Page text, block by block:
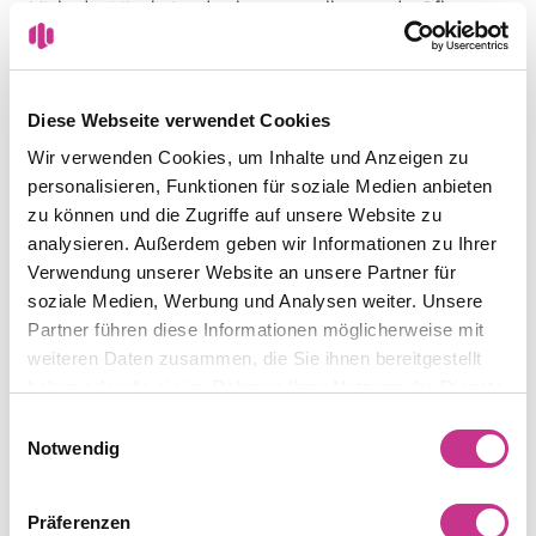
Diese Webseite verwendet Cookies
Wir verwenden Cookies, um Inhalte und Anzeigen zu
personalisieren, Funktionen für soziale Medien anbieten
zu können und die Zugriffe auf unsere Website zu
analysieren. Außerdem geben wir Informationen zu Ihrer
Verwendung unserer Website an unsere Partner für
soziale Medien, Werbung und Analysen weiter. Unsere
Partner führen diese Informationen möglicherweise mit
weiteren Daten zusammen, die Sie ihnen bereitgestellt
Notwendig
Präferenzen
Viele der Mitarbeitenden kommen selbst aus der Pflege,
weshalb diese bestens nachvollziehen können, was die
Pflegefachpersonen bei ihren täglichen Tätigkeiten wirklich
der deutschen QSNA-Organisation Ulrich Zerhusen
besonders über die neue Partnerschaft: „Mit Innovationen
die Pflege spürbar verändern – NOVENTIcare lebt genau
das, was wir als QSNA vorantreiben. Über das
Engagement freue ich mich sehr, wie auch auf Silke Kopp,
die mit ihrer Pflegekompetenz und ihrem enormen
Erfahrungsschatz die Jury bereichern wird.“
Zusätzliche Informationen finden Sie auf der offiziellen
deutschen QSNA-Website:
www.queensilvianursingaward.de
Die nationalen Partner
ermöglicht durch die Unterstützung der Partner: